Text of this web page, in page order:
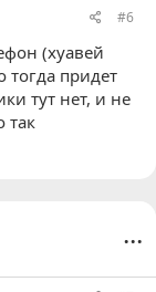
#6
(хуавей
тогда придет
тут нет, и не
так
...